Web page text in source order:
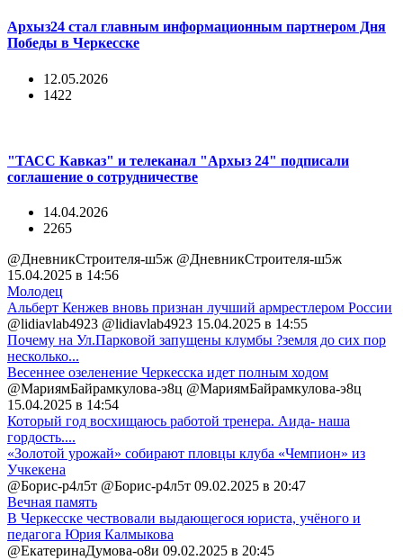
Архыз24 стал главным информационным партнером Дня
Победы в Черкесске
12.05.2026
1422
"ТАСС Кавказ" и телеканал "Архыз 24" подписали
соглашение о сотрудничестве
14.04.2026
2265
@ДневникСтроителя-ш5ж @ДневникСтроителя-ш5ж
15.04.2025 в 14:56
Молодец
Альберт Кенжев вновь признан лучший армрестлером России
@lidiavlab4923 @lidiavlab4923 15.04.2025 в 14:55
Почему на Ул.Парковой запущены клумбы ?земля до сих пор
несколько...
Весеннее озеленение Черкесска идет полным ходом
@МариямБайрамкулова-э8ц @МариямБайрамкулова-э8ц
15.04.2025 в 14:54
Который год восхищаюсь работой тренера. Аида- наша
гордость....
«Золотой урожай» собирают пловцы клуба «Чемпион» из
Учкекена
@Борис-р4л5т @Борис-р4л5т 09.02.2025 в 20:47
Вечная память
В Черкесске чествовали выдающегося юриста, учёного и
педагога Юрия Калмыкова
@ЕкатеринаДумова-о8и 09.02.2025 в 20:45